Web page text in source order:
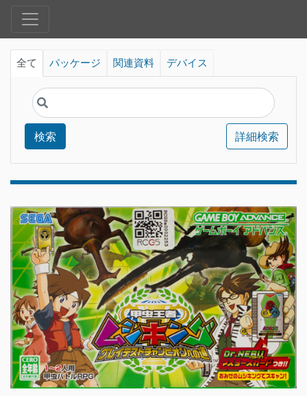
全て パッケージ 関連資料 デバイス
検索 詳細検索